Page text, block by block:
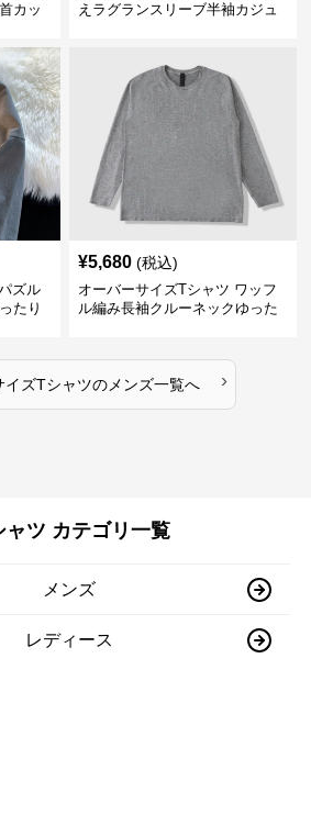
カッ
えラグランスリーブ半袖カジュ
ズル
たり
¥5,680 (税込)
オーバーサイズTシャツ ワッフ
ル編み長袖クルーネックゆった
イズTシャツの メンズ一覧へ ›
ツ カテゴリ一覧
メンズ
レディース